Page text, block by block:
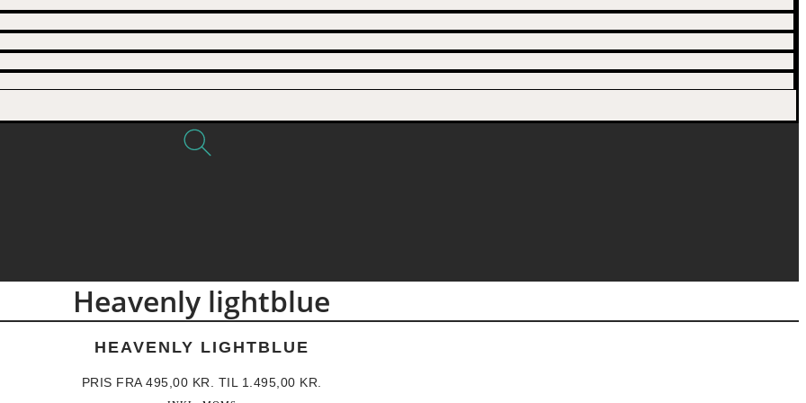
Heavenly lightblue
HEAVENLY LIGHTBLUE
PRIS FRA 495,00 KR. TIL 1.495,00 KR.